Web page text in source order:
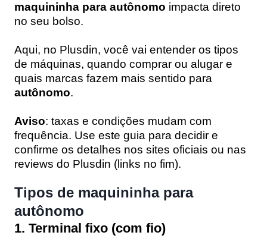
maquininha para autônomo impacta direto
no seu bolso.
Aqui, no Plusdin, você vai entender os tipos
de máquinas, quando comprar ou alugar e
quais marcas fazem mais sentido para
autônomo.
Aviso: taxas e condições mudam com
frequência. Use este guia para decidir e
confirme os detalhes nos sites oficiais ou nas
reviews do Plusdin (links no fim).
Tipos de maquininha para
autônomo
1. Terminal fixo (com fio)